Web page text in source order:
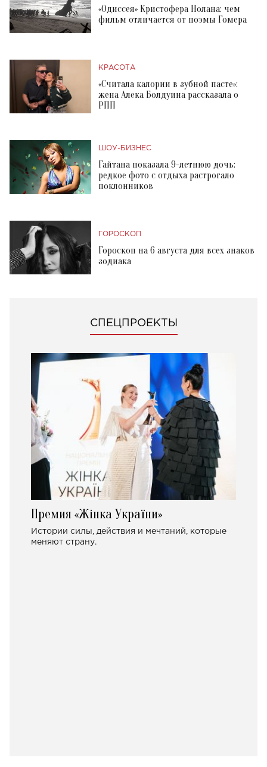
«Одиссея» Кристофера Нолана: чем
фильм отличается от поэмы Гомера
КРАСОТА
«Считала калории в зубной пасте»:
жена Алека Болдуина рассказала о
РПП
ШОУ-БИЗНЕС
Гайтана показала 9-летнюю дочь:
редкое фото с отдыха растрогало
поклонников
ГОРОСКОП
Гороскоп на 6 августа для всех знаков
зодиака
СПЕЦПРОЕКТЫ
Премия «Жінка України»
Истории силы, действия и мечтаний, которые
меняют страну.